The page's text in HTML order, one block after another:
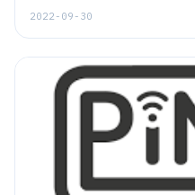
de spamdatabase, evenals
2022-09-30